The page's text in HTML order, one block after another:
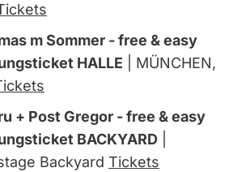
m Sommer - free & easy
HALLE | MÜNCHEN,
+ Post Gregor - free & easy
BACKYARD
Backyard Tickets